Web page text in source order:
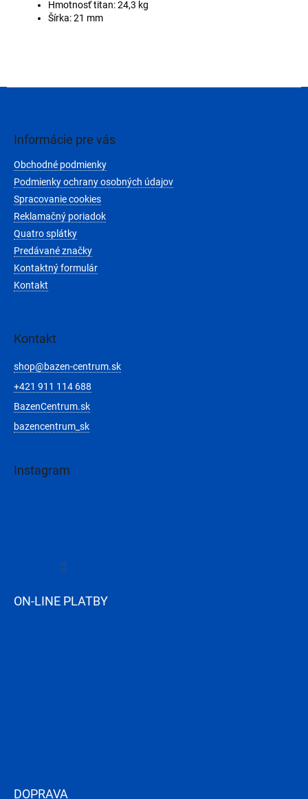
Hmotnosť titan: 24,3 kg
Šírka: 21 mm
Informácie pre vás
Obchodné podmienky
Podmienky ochrany osobných údajov
Spracovanie cookies
Reklamačný poriadok
Quatro splátky
Predávané značky
Kontaktný formulár
Kontakt
Kontakt
shop@bazen-centrum.sk
+421 911 114 688
BazenCentrum.sk
bazencentrum_sk
Instagram
ON-LINE PLATBY
DOPRAVA